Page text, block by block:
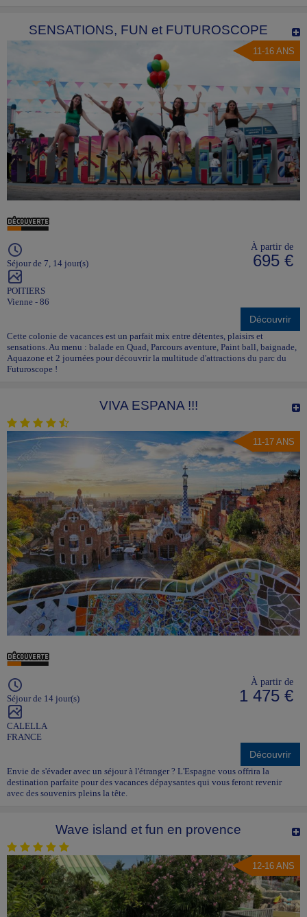
SENSATIONS, FUN et FUTUROSCOPE
11-16 ANS
Séjour de 7, 14 jour(s)
POITIERS
Vienne - 86
À partir de
695 €
Découvrir
Cette colonie de vacances est un parfait mix entre détentes, plaisirs et
sensations. Au menu : balade en Quad, Parcours aventure, Paint ball, baignade,
Aquazone et 2 journées pour découvrir la multitude d'attractions du parc du
Futuroscope !
VIVA ESPANA !!!
11-17 ANS
Séjour de 14 jour(s)
CALELLA
FRANCE
À partir de
1 475 €
Découvrir
Envie de s'évader avec un séjour à l'étranger ? L'Espagne vous offrira la
destination parfaite pour des vacances dépaysantes qui vous feront revenir
avec des souvenirs pleins la tête.
Wave island et fun en provence
12-16 ANS